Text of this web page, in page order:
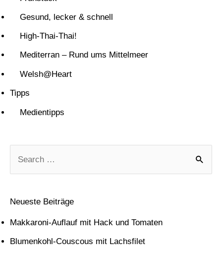
Gesund, lecker & schnell
High-Thai-Thai!
Mediterran – Rund ums Mittelmeer
Welsh@Heart
Tipps
Medientipps
n
Neueste Beiträge
Makkaroni-Auflauf mit Hack und Tomaten
Blumenkohl-Couscous mit Lachsfilet